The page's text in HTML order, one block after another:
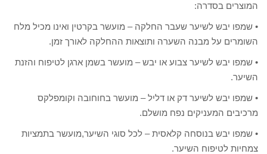
המוצרים בסדרה:
• שמפו יבש לשיער שעבר החלקה – מועשר בקרטין ואינו מכיל מלח
השומרים על מבנה השערה ותוצאות ההחלקה לאורך זמן.
• שמפו יבש לשיער צבוע או יבש – מועשר בשמן ארגן לטיפוח והזנת
השיער.
• שמפו יבש לשיער דק או דליל – מועשר בחוחובה וקומפלקס
מרכיבים המעניקים נפח מושלם.
• שמפו יבש בנוסחה קלאסית – לכל סוגי השיער,מועשר בתמציות
צמחיות לטיפוח השיער.